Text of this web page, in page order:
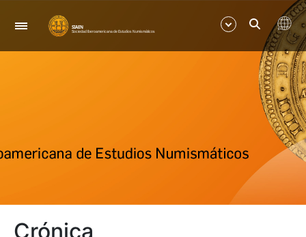
Navegación
Mostrar/Ocultar
Crónica